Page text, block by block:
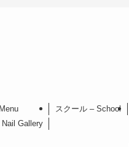
Gallery
スクール – School